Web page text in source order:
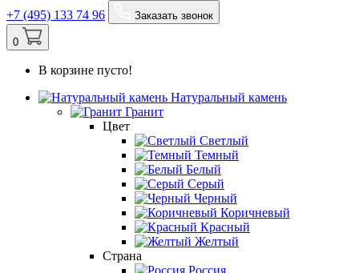
+7 (495) 133 74 96 Заказать звонок
0
В корзине пусто!
Натуральный камень
Гранит
Цвет
Светлый
Темный
Белый
Серый
Черный
Коричневый
Красный
Желтый
Страна
Россия